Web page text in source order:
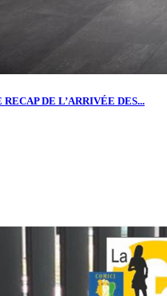
DE L’ARRIVÉE DES...